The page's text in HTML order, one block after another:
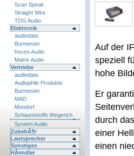
Scan Speak
Straight Wire
TDG Audio
Elektronik
audiodata
Burmester
Keces Audio
Matrix Audio
Vertriebe
audiodata
Audiophile Produkte
Burmester
MAD
Mundorf
Schaumstoffe Wegerich
System Audio
ZubehÃ¶r
Lautsprecher
Sonstiges
HÃ¤ndler
Auf der
speziell
hohe
Er
durch
einer
einen